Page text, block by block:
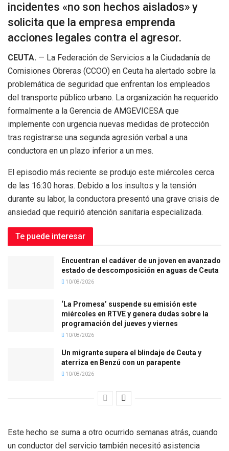
incidentes «no son hechos aislados» y
solicita que la empresa emprenda
acciones legales contra el agresor.
CEUTA. — La Federación de Servicios a la Ciudadanía de
Comisiones Obreras (CCOO) en Ceuta ha alertado sobre la
problemática de seguridad que enfrentan los empleados
del transporte público urbano. La organización ha requerido
formalmente a la Gerencia de AMGEVICESA que
implemente con urgencia nuevas medidas de protección
tras registrarse una segunda agresión verbal a una
conductora en un plazo inferior a un mes.
El episodio más reciente se produjo este miércoles cerca
de las 16:30 horas. Debido a los insultos y la tensión
durante su labor, la conductora presentó una grave crisis de
ansiedad que requirió atención sanitaria especializada.
Te puede interesar
Encuentran el cadáver de un joven en avanzado
estado de descomposición en aguas de Ceuta
10/08/2026
‘La Promesa’ suspende su emisión este
miércoles en RTVE y genera dudas sobre la
programación del jueves y viernes
10/08/2026
Un migrante supera el blindaje de Ceuta y
aterriza en Benzú con un parapente
10/08/2026
Este hecho se suma a otro ocurrido semanas atrás, cuando
un conductor del servicio también necesitó asistencia